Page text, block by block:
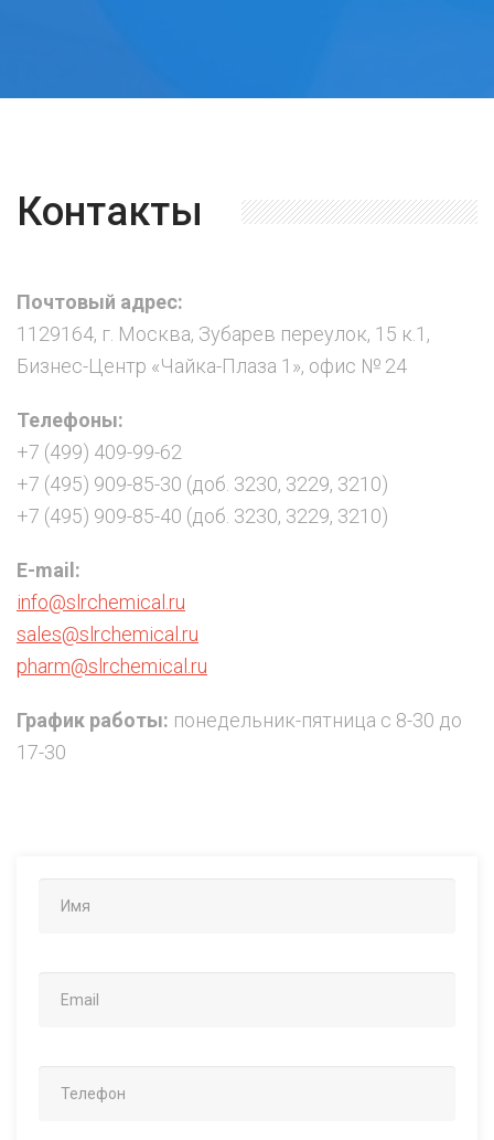
Контакты
Почтовый адрес:
1129164, г. Москва, Зубарев переулок, 15 к.1,
Бизнес-Центр «Чайка-Плаза 1», офис № 24
Телефоны:
+7 (499) 409-99-62
+7 (495) 909-85-30 (доб. 3230, 3229, 3210)
+7 (495) 909-85-40 (доб. 3230, 3229, 3210)
E-mail:
info@slrchemical.ru
sales@slrchemical.ru
pharm@slrchemical.ru
График работы: понедельник-пятница с 8-30 до
17-30